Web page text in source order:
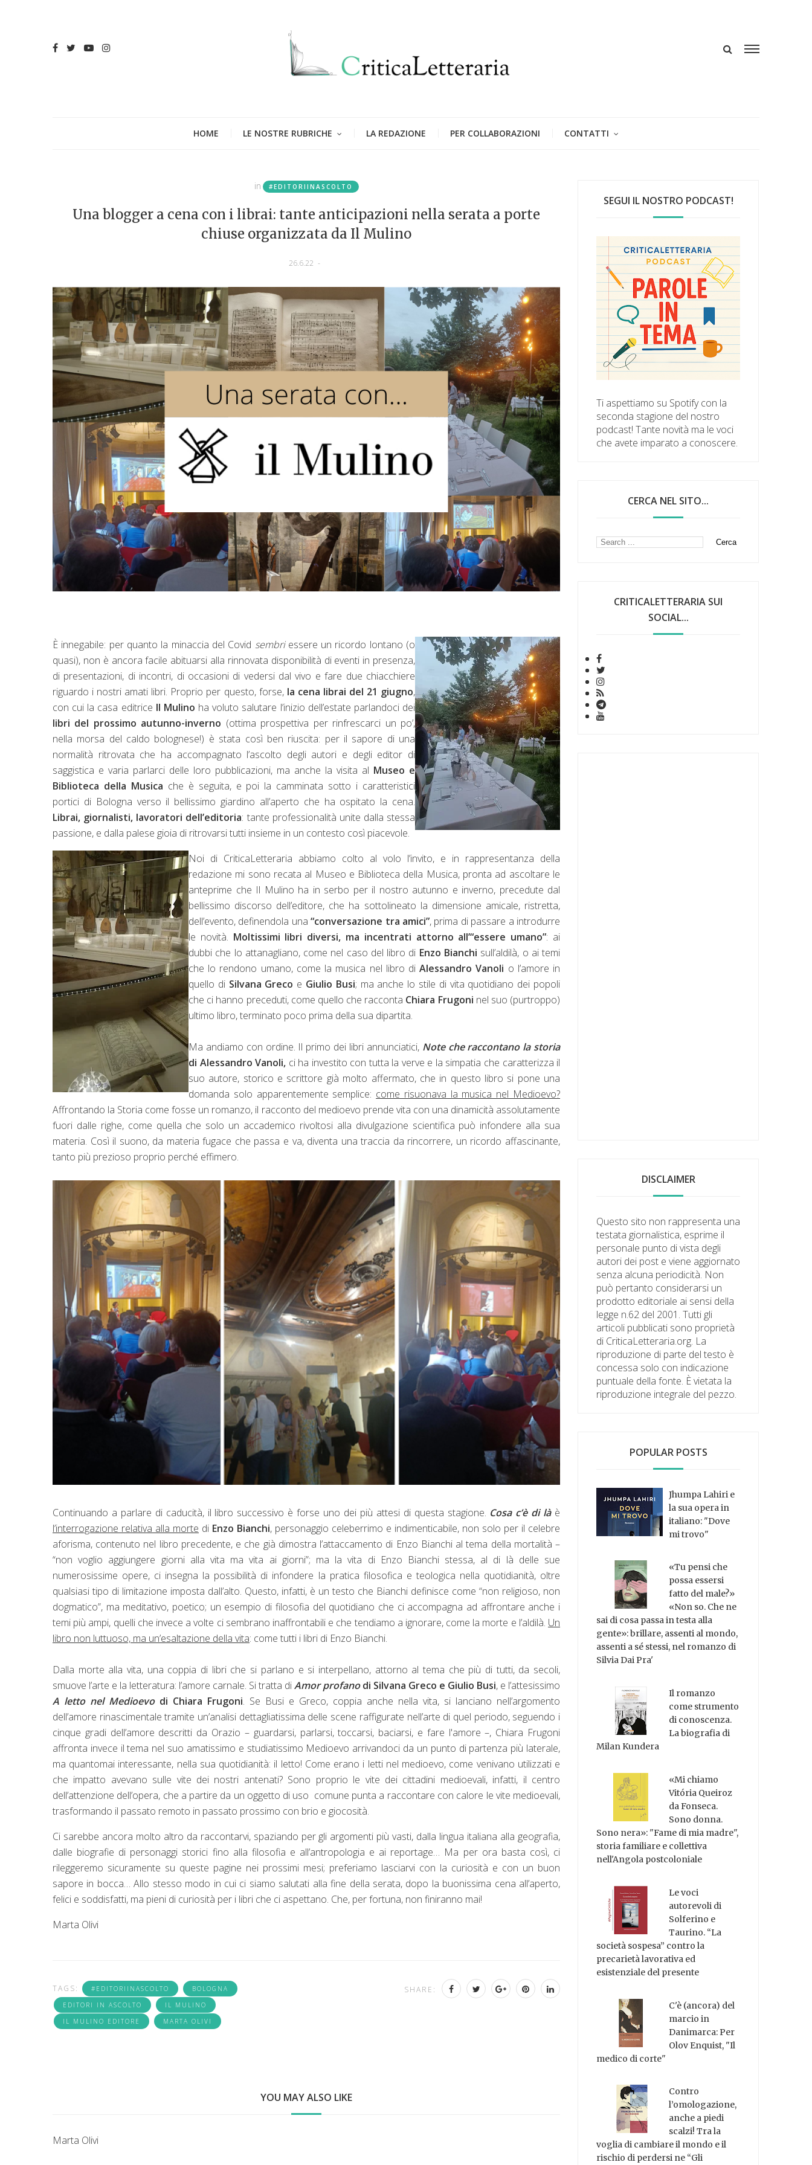
HOME LE NOSTRE RUBRICHE LA REDAZIONE PER COLLABORAZIONI CONTATTI
in #EDITORIINASCOLTO
Una blogger a cena con i librai: tante anticipazioni nella serata a porte
chiuse organizzata da Il Mulino
26.6.22 -
È innegabile: per quanto la minaccia del Covid sembriessere un ricordo lontano (o
quasi), non è ancora facile abituarsi alla rinnovata disponibilità di eventi in presenza,
di presentazioni, di incontri, di occasioni di vedersi dal vivo e fare due chiacchiere
riguardo i nostri amati libri. Proprio per questo, forse, la cena librai del 21 giugno,
con cui la casa editrice Il Mulino ha voluto salutare l’inizio dell’estate parlandoci dei
libri del prossimo autunno-inverno (ottima prospettiva per rinfrescarci un po’,
nella morsa del caldo bolognese!) è stata così ben riuscita: per il sapore di una
normalità ritrovata che ha accompagnato l’ascolto degli autori e degli editor di
saggistica e varia parlarci delle loro pubblicazioni, ma anche la visita al Museo e
Biblioteca della Musica che è seguita, e poi la camminata sotto i caratteristici
portici di Bologna verso il bellissimo giardino all’aperto che ha ospitato la cena.
Librai, giornalisti, lavoratori dell’editoria: tante professionalità unite dalla stessa
passione, e dalla palese gioia di ritrovarsi tutti insieme in un contesto così piacevole.
Noi di CriticaLetteraria abbiamo colto al volo l’invito, e in rappresentanza della
redazione mi sono recata al Museo e Biblioteca della Musica, pronta ad ascoltare le
anteprime che Il Mulino ha in serbo per il nostro autunno e inverno, precedute dal
bellissimo discorso dell’editore, che ha sottolineato la dimensione amicale, ristretta,
dell’evento, definendola una“conversazione tra amici”, prima di passare a introdurre
le novità. Moltissimi libri diversi, ma incentrati attorno all’“essere umano”: ai
dubbi che lo attanagliano, come nel caso del libro di Enzo Bianchi sull’aldilà, o ai temi
che lo rendono umano, come la musica nel libro diAlessandro Vanoli o l’amore in
quello di Silvana Greco e Giulio Busi; ma anche lo stile di vita quotidiano dei popoli
che ci hanno preceduti, come quello che racconta Chiara Frugoni nel suo (purtroppo)
ultimo libro, terminato poco prima della sua dipartita.
Ma andiamo con ordine. Il primo dei libri annunciatici, Note che raccontano la storia
di Alessandro Vanoli, ci ha investito con tutta la verve e la simpatia che caratterizza il
suo autore, storico e scrittore già molto affermato, che in questo libro si pone una
domanda solo apparentemente semplice: come risuonava la musica nel Medioevo?
Affrontando la Storia come fosse un romanzo, il racconto del medioevo prende vita con una dinamicità assolutamente
fuori dalle righe, come quella che solo un accademico rivoltosi alla divulgazione scientifica può infondere alla sua
materia. Così il suono, da materia fugace che passa e va, diventa una traccia da rincorrere, un ricordo affascinante,
tanto più prezioso proprio perché effimero.
Continuando a parlare di caducità, il libro successivo è forse uno dei più attesi di questa stagione. Cosa c’è di làè
l’interrogazione relativa alla morte di Enzo Bianchi, personaggio celeberrimo e indimenticabile, non solo per il celebre
aforisma, contenuto nel libro precedente, e che già dimostra l’attaccamento di Enzo Bianchi al tema della mortalità –
“non voglio aggiungere giorni alla vita ma vita ai giorni”; ma la vita di Enzo Bianchi stessa, al di là delle sue
numerosissime opere, ci insegna la possibilità di infondere la pratica filosofica e teologica nella quotidianità, oltre
qualsiasi tipo di limitazione imposta dall’alto. Questo, infatti, è un testo che Bianchi definisce come “non religioso, non
dogmatico”, ma meditativo, poetico; un esempio di filosofia del quotidiano che ci accompagna ad affrontare anche i
temi più ampi, quelli che invece a volte ci sembrano inaffrontabili e che tendiamo a ignorare, come la morte e l’aldilà. Un
libro non luttuoso, ma un’esaltazione della vita: come tutti i libri di Enzo Bianchi.
Dalla morte alla vita, una coppia di libri che si parlano e si interpellano, attorno al tema che più di tutti, da secoli,
smuove l’arte e la letteratura: l’amore carnale. Si tratta diAmor profanodi Silvana Greco e Giulio Busi, e l’attesissimo
A letto nel Medioevodi Chiara Frugoni. Se Busi e Greco, coppia anche nella vita, si lanciano nell’argomento
dell’amore rinascimentale tramite un’analisi dettagliatissima delle scene raffigurate nell’arte di quel periodo, seguendo i
cinque gradi dell’amore descritti da Orazio – guardarsi, parlarsi, toccarsi, baciarsi, e fare l'amore –, Chiara Frugoni
affronta invece il tema nel suo amatissimo e studiatissimo Medioevo arrivandoci da un punto di partenza più laterale,
ma quantomai interessante, nella sua quotidianità: il letto! Come erano i letti nel medioevo, come venivano utilizzati e
che impatto avevano sulle vite dei nostri antenati? Sono proprio le vite dei cittadini medioevali, infatti, il centro
dell’attenzione dell’opera, che a partire da un oggetto di uso comune punta a raccontare con calore le vite medioevali,
trasformando il passato remoto in passato prossimo con brio e giocosità.
Ci sarebbe ancora molto altro da raccontarvi, spaziando per gli argomenti più vasti, dalla lingua italiana alla geografia,
dalle biografie di personaggi storici fino alla filosofia e all’antropologia e ai reportage… Ma per ora basta così, ci
rileggeremo sicuramente su queste pagine nei prossimi mesi; preferiamo lasciarvi con la curiosità e con un buon
sapore in bocca… Allo stesso modo in cui ci siamo salutati alla fine della serata, dopo la buonissima cena all’aperto,
felici e soddisfatti, ma pieni di curiosità per i libri che ci aspettano. Che, per fortuna, non finiranno mai!
Marta Olivi
TAGS: #EDITORIINASCOLTO
BOLOGNA
EDITORI IN ASCOLTO
IL MULINO
IL MULINO EDITORE
MARTA OLIVI
SHARE:
YOU MAY ALSO LIKE
Marta Olivi
SEGUI IL NOSTRO PODCAST!
Ti aspettiamo su Spotify con la
seconda stagione del nostro
podcast! Tante novità ma le voci
che avete imparato a conoscere.
CERCA NEL SITO...
CRITICALETTERARIA SUI
SOCIAL...
DISCLAIMER
Questo sito non rappresenta una
testata giornalistica, esprime il
personale punto di vista degli
autori dei post e viene aggiornato
senza alcuna periodicità. Non
può pertanto considerarsi un
prodotto editoriale ai sensi della
legge n.62 del 2001. Tutti gli
articoli pubblicati sono proprietà
di CriticaLetteraria.org. La
riproduzione di parte del testo è
concessa solo con indicazione
puntuale della fonte. È vietata la
riproduzione integrale del pezzo.
POPULAR POSTS
Jhumpa Lahiri e
la sua opera in
italiano: "Dove
mi trovo"
«Tu pensi che
possa essersi
fatto del male?»
«Non so. Che ne
sai di cosa passa in testa alla
gente»: brillare, assenti al mondo,
assenti a sé stessi, nel romanzo di
Silvia Dai Pra'
Il romanzo
come strumento
di conoscenza.
La biografia di
Milan Kundera
«Mi chiamo
Vitória Queiroz
da Fonseca.
Sono donna.
Sono nera»: "Fame di mia madre",
storia familiare e collettiva
nell'Angola postcoloniale
Le voci
autorevoli di
Solferino e
Taurino. “La
società sospesa” contro la
precarietà lavorativa ed
esistenziale del presente
C'è (ancora) del
marcio in
Danimarca: Per
Olov Enquist, "Il
medico di corte"
Contro
l’omologazione,
anche a piedi
scalzi! Tra la
voglia di cambiare il mondo e il
rischio di perdersi ne “Gli